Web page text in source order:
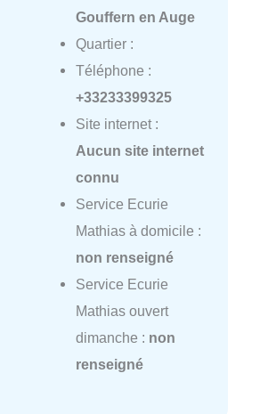
Gouffern en Auge
Quartier :
Téléphone :
+33233399325
Site internet :
Aucun site internet
connu
Service Ecurie
Mathias à domicile :
non renseigné
Service Ecurie
Mathias ouvert
dimanche : non
renseigné